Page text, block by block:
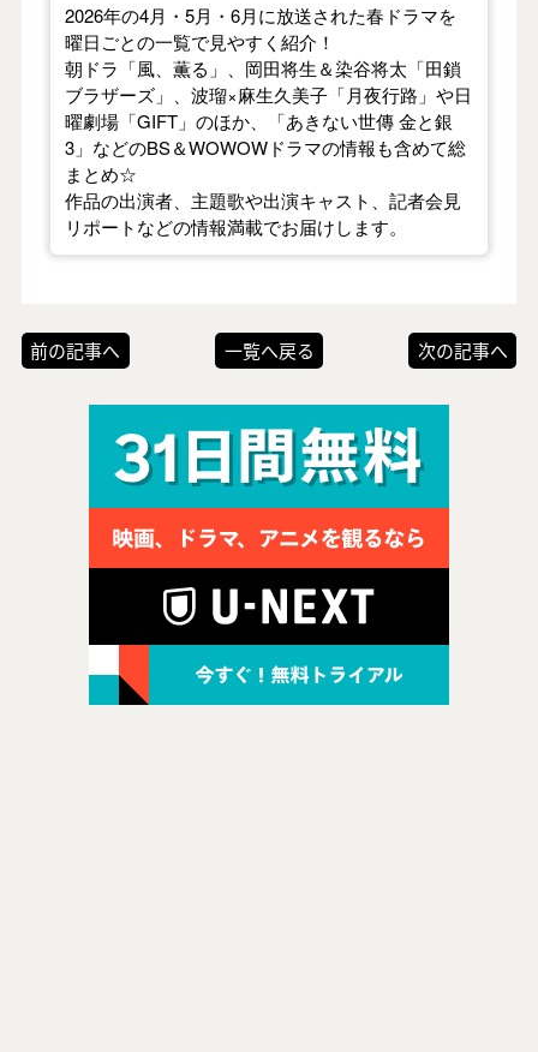
2026年の4月・5月・6月に放送された春ドラマを
曜日ごとの一覧で見やすく紹介！
朝ドラ「風、薫る」、岡田将生＆染谷将太「田鎖
ブラザーズ」、波瑠×麻生久美子「月夜行路」や日
曜劇場「GIFT」のほか、「あきない世傳 金と銀
3」などのBS＆WOWOWドラマの情報も含めて総
まとめ☆
作品の出演者、主題歌や出演キャスト、記者会見
リポートなどの情報満載でお届けします。
前の記事へ 一覧へ戻る 次の記事へ